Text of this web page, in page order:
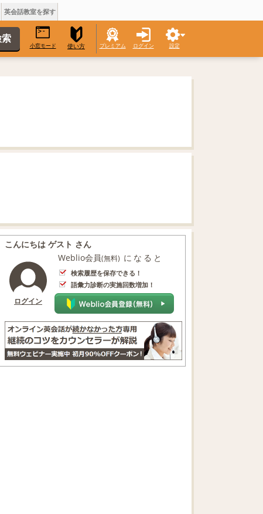
英会話教室を探す
小窓モード 使い方 プレミアム ログイン 設定
こんにちは ゲスト さん
ログイン
Weblio会員(無料) になると
検索履歴を保存できる！
語彙力診断の実施回数増加！